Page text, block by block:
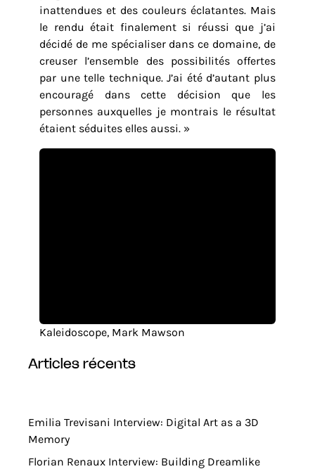
inattendues et des couleurs éclatantes. Mais
le rendu était finalement si réussi que j’ai
décidé de me spécialiser dans ce domaine, de
creuser l’ensemble des possibilités offertes
par une telle technique. J’ai été d’autant plus
encouragé dans cette décision que les
personnes auxquelles je montrais le résultat
étaient séduites elles aussi. »
Kaleidoscope, Mark Mawson
articles récents
Emilia Trevisani Interview: Digital Art as a 3D
Memory
Florian Renaux Interview: Building Dreamlike